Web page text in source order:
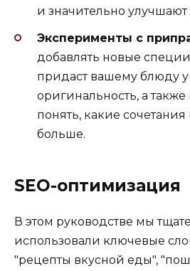
и значительно улучшают
Эксперименты с
добавлять новые
придаст вашему блюду
оригинальность, а также
понять, какие сочетания
больше.
SEO-оптимизация
В этом руководстве мы
использовали ключевые
"рецепты вкусной еды",